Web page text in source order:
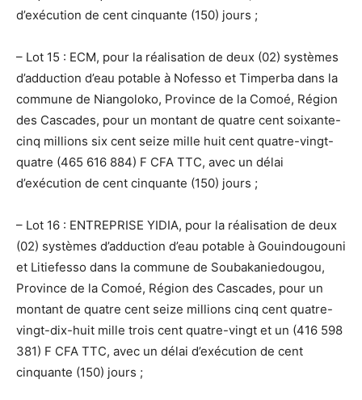
d’exécution de cent cinquante (150) jours ;
– Lot 15 : ECM, pour la réalisation de deux (02) systèmes
d’adduction d’eau potable à Nofesso et Timperba dans la
commune de Niangoloko, Province de la Comoé, Région
des Cascades, pour un montant de quatre cent soixante-
cinq millions six cent seize mille huit cent quatre-vingt-
quatre (465 616 884) F CFA TTC, avec un délai
d’exécution de cent cinquante (150) jours ;
– Lot 16 : ENTREPRISE YIDIA, pour la réalisation de deux
(02) systèmes d’adduction d’eau potable à Gouindougouni
et Litiefesso dans la commune de Soubakaniedougou,
Province de la Comoé, Région des Cascades, pour un
montant de quatre cent seize millions cinq cent quatre-
vingt-dix-huit mille trois cent quatre-vingt et un (416 598
381) F CFA TTC, avec un délai d’exécution de cent
cinquante (150) jours ;